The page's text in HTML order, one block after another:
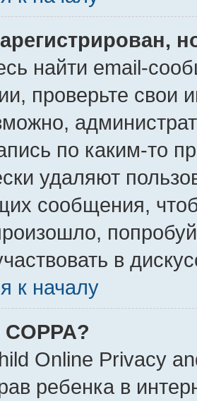
найти email-
проверьте свои
по каким-то
удаляют
сообщения,
в
к началу
Online Privacy
ребенка в